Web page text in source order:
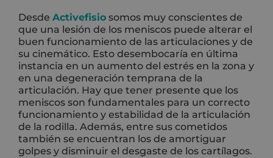
Desde Activefisiosomos muy conscientes de
que una lesión de los meniscos puede alterar el
buen funcionamiento de las articulaciones y de
su cinemático. Esto desembocaría en última
instancia en un aumento del estrés en la zona y
en una degeneración temprana de la
articulación. Hay que tener presente que los
meniscos son fundamentales para un correcto
funcionamiento y estabilidad de la articulación
de la rodilla. Además, entre sus cometidos
también se encuentran los de amortiguar
golpes y disminuir el desgaste de los cartílagos.